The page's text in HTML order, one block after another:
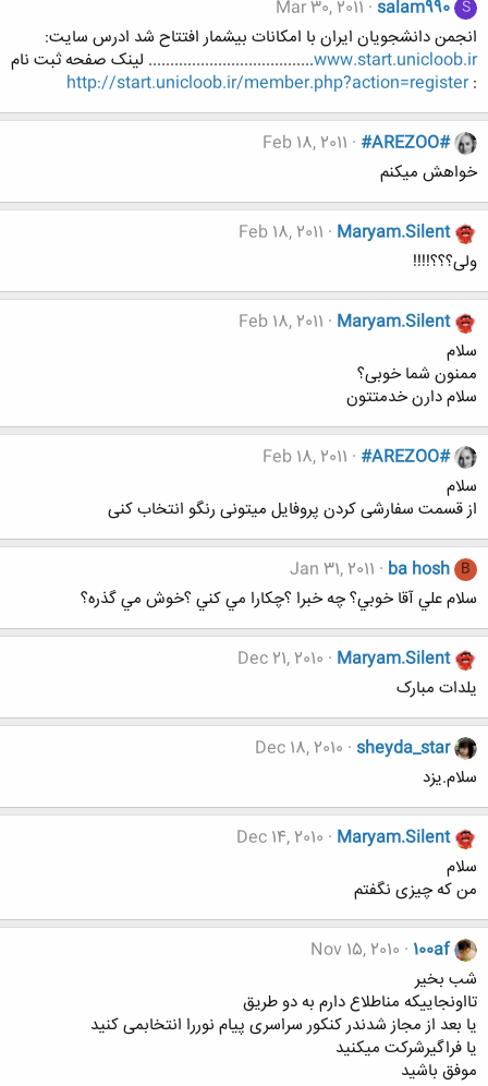
S
salam990
Mar 30, 2011
انجمن دانشجویان ایران با امکانات بیشمار افتتاح شد ادرس سایت:
www.start.unicloob.ir...................................... لینک صفحه ثبت نام
:
http://start.unicloob.ir/member.php?action=register
#AREZOO#
Feb 18, 2011
خواهش میکنم
Maryam.Silent
Feb 18, 2011
ولی؟؟؟!!!!
Maryam.Silent
Feb 18, 2011
سلام
ممنون شما خوبی؟
سلام دارن خدمتتون
#AREZOO#
Feb 18, 2011
سلام
از قسمت سفارشی کردن پروفایل میتونی رنگو انتخاب کنی
B
ba hosh
Jan 31, 2011
سلام علي آقا خوبي؟ چه خبرا ؟چكارا مي كني ؟خوش مي گذره؟
Maryam.Silent
Dec 21, 2010
یلدات مبارک
sheyda_star
Dec 18, 2010
سلام.یزد
Maryam.Silent
Dec 14, 2010
سلام
من که چیزی نگفتم
100af
Nov 15, 2010
شب بخیر
تااونجاییکه مناطلاع دارم به دو طریق
یا بعد از مجاز شدندر کنکور سراسری پیام نوررا انتخابمی کنید
یا فراگیرشرکت میکنید
موفق باشید